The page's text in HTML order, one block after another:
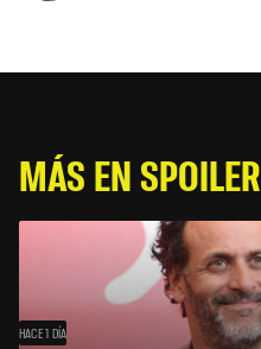
MÁS EN SPOILER
HACE 1 DÍA